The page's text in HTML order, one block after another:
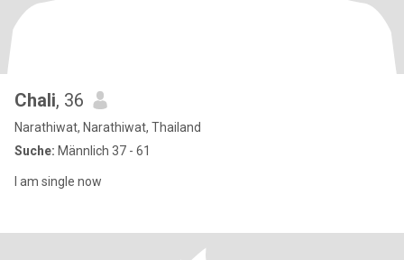
Chali, 36
Narathiwat, Narathiwat, Thailand
Suche: Männlich 37 - 61
I am single now